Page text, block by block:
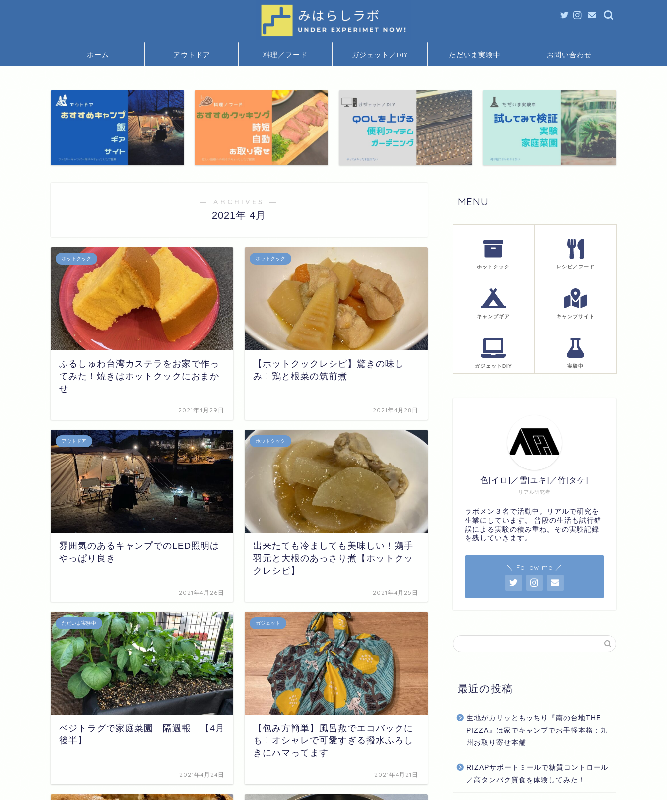
ホーム アウトドア 料理／フード ガジェット／DIY ただいま実験中 お問い合わせ
― ARCHIVES ―
2021年 4月
ホットクック
ふるしゅわ台湾カステラをお家で作っ
てみた！焼きはホットクックにおまか
せ
2021年4月29日
ホットクック
【ホットクックレシピ】驚きの味し
み！鶏と根菜の筑前煮
2021年4月28日
アウトドア
雰囲気のあるキャンプでのLED照明は
やっぱり良き
2021年4月26日
ホットクック
出来たても冷ましても美味しい！鶏手
羽元と大根のあっさり煮【ホットクッ
クレシピ】
2021年4月25日
ただいま実験中
ベジトラグで家庭菜園 隔週報 【4月
後半】
2021年4月24日
ガジェット
【包み方簡単】風呂敷でエコバックに
も！オシャレで可愛すぎる撥水ふろし
きにハマってます
2021年4月21日
MENU
ホットクック レシピ／フード
キャンプギア キャンプサイト
ガジェットDIY 実験中
リアル研究者
色[イロ]／雪[ユキ]／竹[タケ]
ラボメン３名で活動中。リアルで研究を
生業にしています。 普段の生活も試行錯
誤による実験の積み重ね。その実験記録
を残していきます。
＼ Follow me ／
最近の投稿
生地がカリッともッちり『南の台地THE
PIZZA』は家でキャンプでお手軽本格：九
州お取り寄せ本舗
RIZAPサポートミールで糖質コントロール
／高タンパク質食を体験してみた！